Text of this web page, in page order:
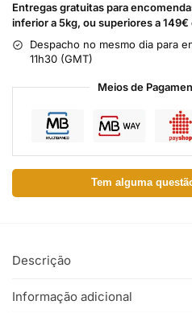
Entregas gratuitas para
inferior a 5kg, ou superiores a
Despacho no mesmo dia para
11h30 (GMT)
Meios de
Tem alguma
Descrição
Informação adicional